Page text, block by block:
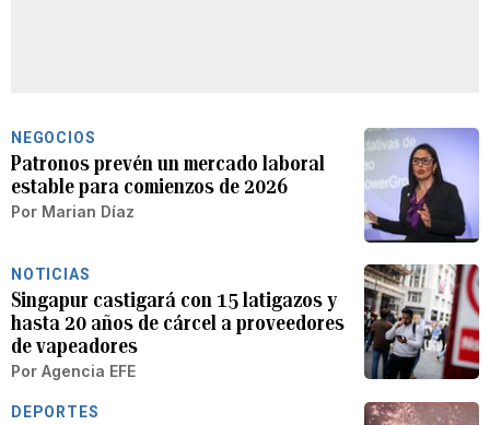
NEGOCIOS
Patronos prevén un mercado laboral
estable para comienzos de 2026
Por Marian Díaz
NOTICIAS
Singapur castigará con 15 latigazos y
hasta 20 años de cárcel a proveedores
de vapeadores
Por Agencia EFE
DEPORTES